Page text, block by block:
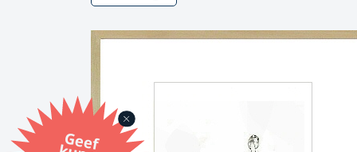
G
eef
u
n
st
a
d
o
m
et
e SB
K
u
n
stb
o
n